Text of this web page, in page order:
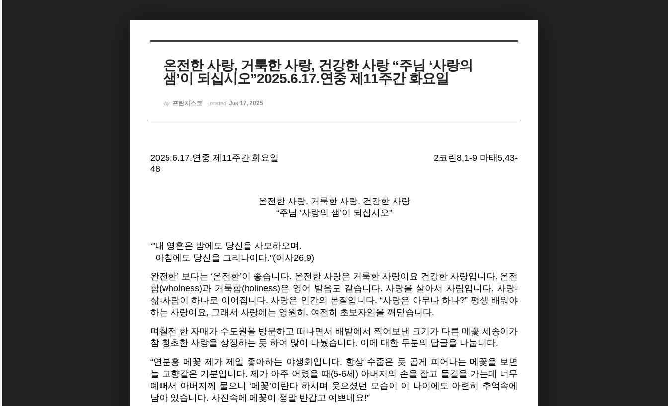
온전한 사랑, 거룩한 사랑, 건강한 사랑 “주님 ‘사랑의
샘’이 되십시오”2025.6.17.연중 제11주간 화요일
by 프란치스코 posted Jun 17, 2025
2025.6.17.연중 제11주간 화요일
2코린8,1-9 마태5,43-
48
온전한 사랑, 거룩한 사랑, 건강한 사랑
“주님 ‘사랑의 샘’이 되십시오”
‘"내 영혼은 밤에도 당신을 사모하오며.
아침에도 당신을 그리나이다."(이사26,9)
완전한’ 보다는 ‘온전한’이 좋습니다. 온전한 사랑은 거룩한 사랑이요 건강한 사랑입니다. 온전
함(wholness)과 거룩함(holiness)은 영어 발음도 같습니다. 사랑을 살아서 사람입니다. 사랑-
삶-사람이 하나로 이어집니다. 사랑은 인간의 본질입니다. “사랑은 아무나 하나?” 평생 배워야
하는 사랑이요, 그래서 사랑에는 영원히, 여전히 초보자임을 깨닫습니다.
며칠전 한 자매가 수도원을 방문하고 떠나면서 배밭에서 찍어보낸 크기가 다른 메꽃 세송이가
참 청초한 사랑을 상징하는 듯 하여 많이 나눴습니다. 이에 대한 두분의 답글을 나눕니다.
“연분홍 메꽃 제가 제일 좋아하는 야생화입니다. 항상 수줍은 듯 곱게 피어나는 메꽃을 보면
늘 고향같은 기분입니다. 제가 아주 어렸을 때(5-6세) 아버지의 손을 잡고 들길을 가는데 너무
예뻐서 아버지께 물으니 ‘메꽃’이란다 하시며 웃으셨던 모습이 이 나이에도 아련히 추억속에
남아 있습니다. 사진속에 메꽃이 정말 반갑고 예쁘네요!”
Sketchbook5, 스케치북5
Sketchbook5, 스케치북5